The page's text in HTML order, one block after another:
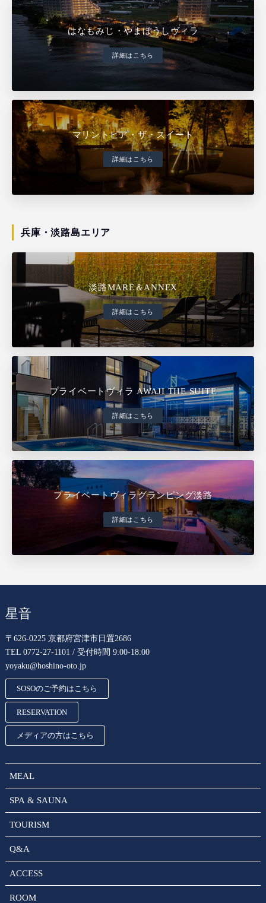
はなもみじ・やまぼうしヴィラ
詳細はこちら
マリントピア・ザ・スイート
詳細はこちら
兵庫・淡路島エリア
淡路MARE＆ANNEX
詳細はこちら
プライベートヴィラ AWAJI THE SUITE
詳細はこちら
プライベートヴィラグランピング淡路
詳細はこちら
星音
〒626-0225 京都府宮津市日置2686
TEL 0772-27-1101 / 受付時間 9:00-18:00
yoyaku@hoshino-oto.jp
SOSOのご予約はこちら
RESERVATION
メディアの方はこちら
MEAL
SPA & SAUNA
TOURISM
Q&A
ACCESS
ROOM